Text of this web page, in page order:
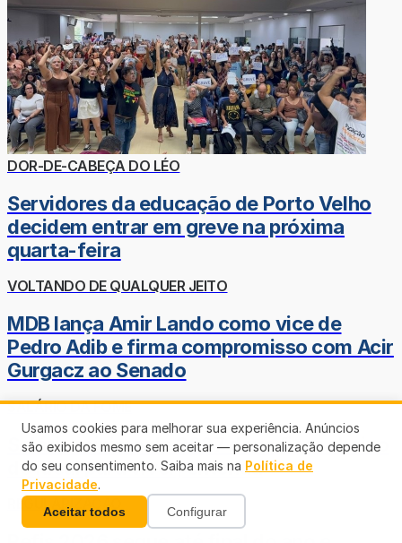
DOR-DE-CABEÇA DO LÉO
Servidores da educação de Porto Velho
decidem entrar em greve na próxima
quarta-feira
VOLTANDO DE QUALQUER JEITO
MDB lança Amir Lando como vice de
Pedro Adib e firma compromisso com Acir
Gurgacz ao Senado
SALÁRIO DA FOME
Salário mínimo de 2027 deve ficar abaixo
do ideal para viver; entenda
REGULARIZAÇÃO
Usamos cookies para melhorar sua experiência. Anúncios
são exibidos mesmo sem aceitar — personalização depende
do seu consentimento. Saiba mais na Política de
Privacidade.
Aceitar todos Configurar